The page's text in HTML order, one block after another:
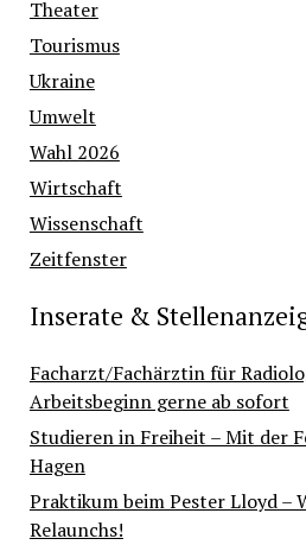
Theater
Tourismus
Ukraine
Umwelt
Wahl 2026
Wirtschaft
Wissenschaft
Zeitfenster
Inserate &
Facharzt/Fachärztin für
Arbeitsbeginn gerne ab sofort
Studieren in Freiheit – Mit der
Hagen
Praktikum beim Pester Lloyd –
Relaunchs!